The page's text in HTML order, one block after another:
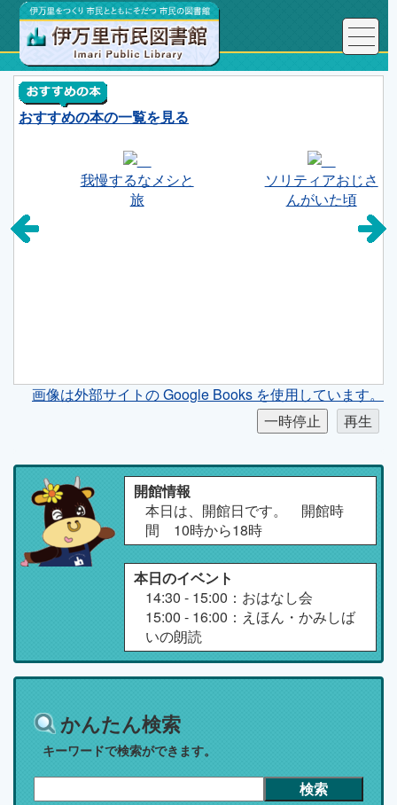
おすすめの本の一覧を見る
我慢するなメシと
ソリティアおじさ
んがいた頃
画像は外部サイトの Google Books を使用しています。
開館情報
本日は、開館日です。 開館時
間 10時から18時
本日のイベント
14:30 - 15:00：おはなし会
15:00 - 16:00：えほん・かみしば
いの朗読
かんたん検索
キーワードで検索ができます。